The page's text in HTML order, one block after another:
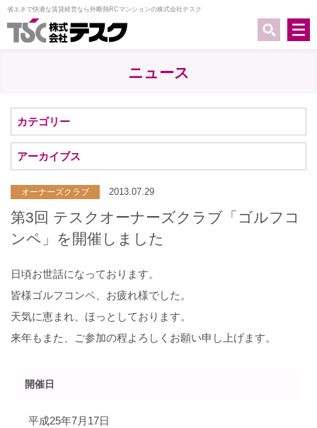
省エネで快適な賃貸経営なら外断熱RCマンションの株式会社テスク
ニュース
カテゴリー
アーカイブス
オーナーズクラブ 2013.07.29
第3回 テスクオーナーズクラブ「ゴルフコ
ンペ」を開催しました
日頃お世話になっております。
皆様ゴルフコンペ、お疲れ様でした。
天気に恵まれ、ほっとしております。
来年もまた、ご参加の程よろしくお願い申し上げます。
開催日
平成25年7月17日